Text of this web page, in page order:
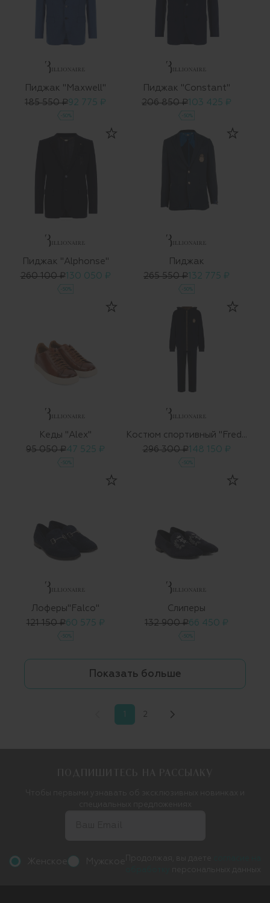
Пиджак "Maxwell"
185 550 ₽92 775 ₽
-50%
Пиджак "Constant"
206 850 ₽103 425 ₽
-50%
Пиджак "Alphonse"
260 100 ₽130 050 ₽
-50%
Пиджак
265 550 ₽132 775 ₽
-50%
Кеды "Alex"
95 050 ₽47 525 ₽
-50%
Костюм спортивный "Frederic"
296 300 ₽148 150 ₽
-50%
Лоферы"Falco"
121 150 ₽60 575 ₽
-50%
Слиперы
132 900 ₽66 450 ₽
-50%
Показать больше
1 2